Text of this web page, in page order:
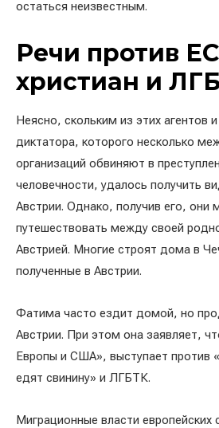
остаться неизвестным.
Речи против
христиан и
Неясно, скольким из этих агентов
диктатора, которого несколько
организаций обвиняют в
человечности, удалось получить
Австрии. Однако, получив его, они
путешествовать между своей
Австрией. Многие строят дома в
полученные в Австрии.
Фатима часто ездит домой, но
Австрии. При этом она заявляет,
Европы и США», выступает против
едят свинину» и ЛГБТК.
Миграционные власти европейских